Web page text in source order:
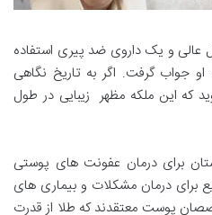
عالی و یک داروی ضد پیری استفاده
او جواب گرفت. اگر به تاریخ نگاهی
که این ملکه مظهر زیبایی در طول
برای درمان عفونت های پوستی
برای درمان مشکلات و بیماری های
پوست معتقدند که طلا از قدرت